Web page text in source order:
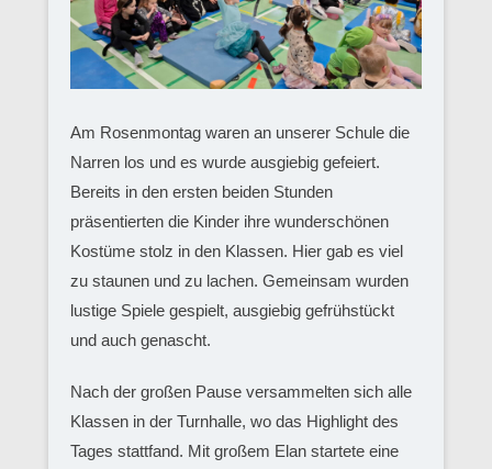
Am Rosenmontag waren an unserer Schule die
Narren los und es wurde ausgiebig gefeiert.
Bereits in den ersten beiden Stunden
präsentierten die Kinder ihre wunderschönen
Kostüme stolz in den Klassen. Hier gab es viel
zu staunen und zu lachen. Gemeinsam wurden
lustige Spiele gespielt, ausgiebig gefrühstückt
und auch genascht.
Nach der großen Pause versammelten sich alle
Klassen in der Turnhalle, wo das Highlight des
Tages stattfand. Mit großem Elan startete eine